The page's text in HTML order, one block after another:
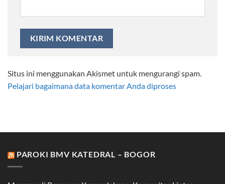
Situs ini menggunakan Akismet untuk mengurangi spam.
Pelajari bagaimana data komentar Anda diproses
PAROKI BMV KATEDRAL – BOGOR